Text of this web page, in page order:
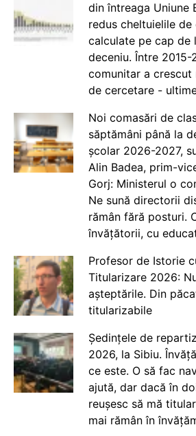
din întreaga Uniune
redus cheltuielile de
calculate pe cap de
deceniu. Între 2015-
comunitar a crescut
de cercetare -
Noi comasări de
săptămâni până la
școlar 2026-2027,
Alin Badea, prim-
Gorj: Ministerul o
Ne sună directorii
rămân fără posturi.
învățătorii, cu
Profesor de Istorie
Titularizare 2026:
așteptările. Din
titularizabile
Ședințele de
2026, la Sibiu.
ce este. O să fac
ajută, dar dacă în
reușesc să mă
mai rămân în